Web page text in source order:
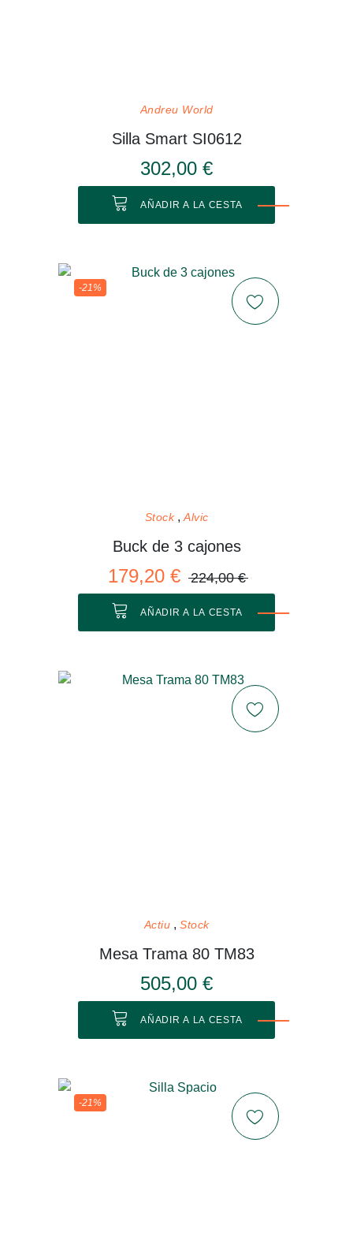
Andreu World
Silla Smart SI0612
302,00 €
AÑADIR A LA CESTA
-21%
Stock Alvic
Buck de 3 cajones
179,20 € 224,00 €
AÑADIR A LA CESTA
Actiu Stock
Mesa Trama 80 TM83
505,00 €
AÑADIR A LA CESTA
-21%